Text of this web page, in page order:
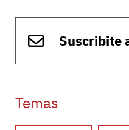
Suscribite
Temas